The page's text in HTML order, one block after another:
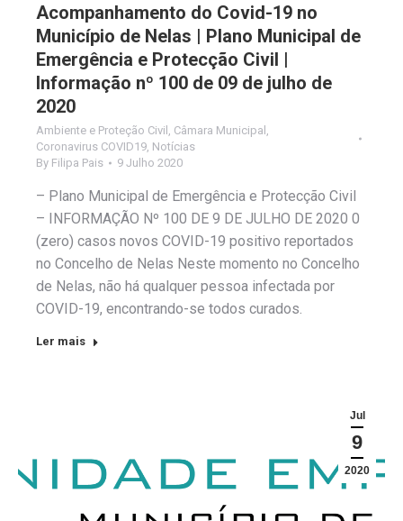
Acompanhamento do Covid-19 no
Município de Nelas | Plano Municipal de
Emergência e Protecção Civil |
Informação nº 100 de 09 de julho de
2020
Ambiente e Proteção Civil Câmara Municipal
Coronavirus COVID19 Notícias
By Filipa Pais 9 Julho 2020
– Plano Municipal de Emergência e Protecção Civil
– INFORMAÇÃO Nº 100 DE 9 DE JULHO DE 2020 0
(zero) casos novos COVID-19 positivo reportados
no Concelho de Nelas Neste momento no Concelho
de Nelas, não há qualquer pessoa infectada por
COVID-19, encontrando-se todos curados.
Ler mais
Jul
9
2020